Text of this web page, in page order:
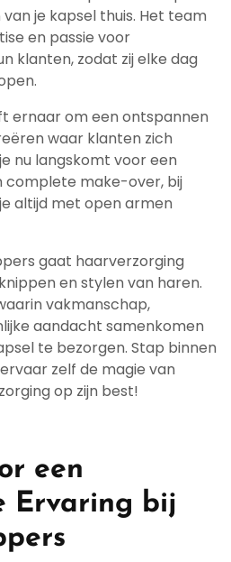
je kapsel thuis. Het team
en passie voor
klanten, zodat zij elke dag
ernaar om een ontspannen
waar klanten zich
nu langskomt voor een
complete make-over, bij
altijd met open armen
gaat haarverzorging
en stylen van haren.
vakmanschap,
aandacht samenkomen
te bezorgen. Stap binnen
zelf de magie van
op zijn best!
een
Ervaring bij